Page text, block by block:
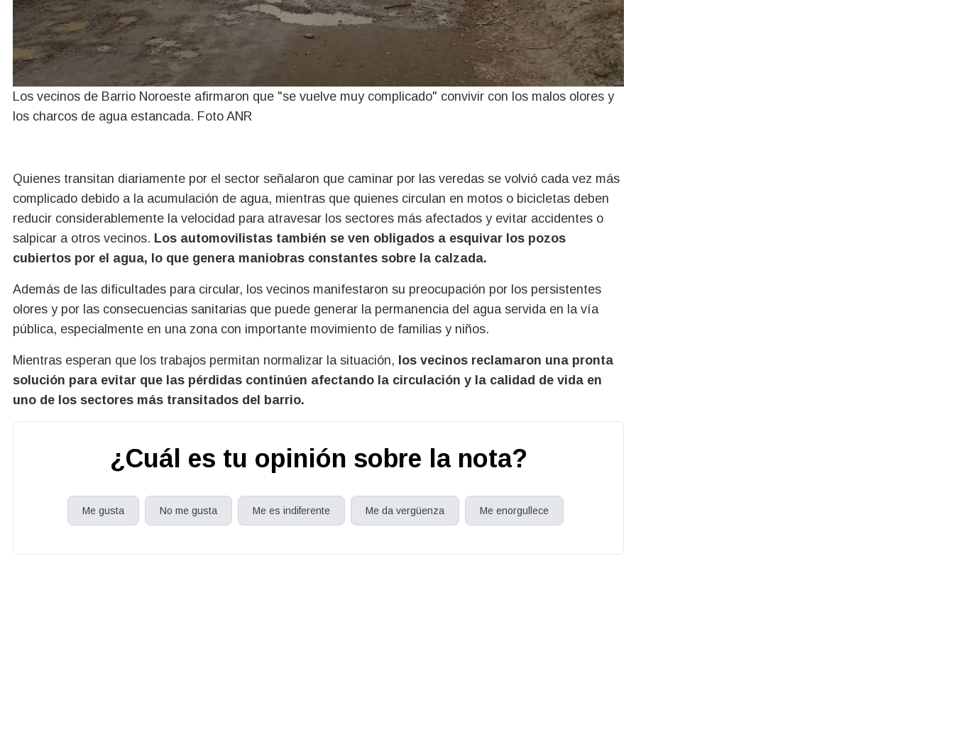
Los vecinos de Barrio Noroeste afirmaron que "se vuelve muy complicado" convivir con los malos olores y
los charcos de agua estancada. Foto ANR
Quienes transitan diariamente por el sector señalaron que caminar por las veredas se volvió cada vez más
complicado debido a la acumulación de agua, mientras que quienes circulan en motos o bicicletas deben
reducir considerablemente la velocidad para atravesar los sectores más afectados y evitar accidentes o
salpicar a otros vecinos. Los automovilistas también se ven obligados a esquivar los pozos
cubiertos por el agua, lo que genera maniobras constantes sobre la calzada.
Además de las dificultades para circular, los vecinos manifestaron su preocupación por los persistentes
olores y por las consecuencias sanitarias que puede generar la permanencia del agua servida en la vía
pública, especialmente en una zona con importante movimiento de familias y niños.
Mientras esperan que los trabajos permitan normalizar la situación, los vecinos reclamaron una pronta
solución para evitar que las pérdidas continúen afectando la circulación y la calidad de vida en
uno de los sectores más transitados del barrio.
¿Cuál es tu opinión sobre la nota?
Me gusta No me gusta Me es indiferente Me da vergüenza Me enorgullece